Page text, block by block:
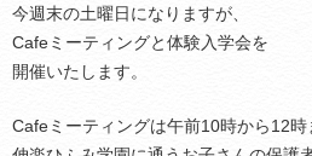
今週末の土曜日になりますが、
Cafeミーティングと体験入学会を
開催いたします。
Cafeミーティングは午前10時から12時